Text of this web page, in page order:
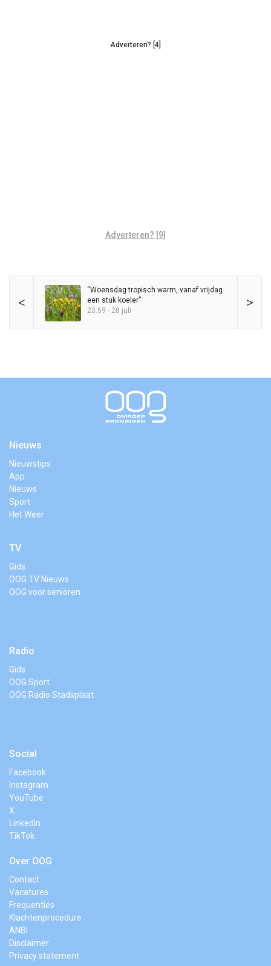
Adverteren? [4]
Adverteren? [9]
< >
“Woensdag tropisch warm, vanaf vrijdag
een stuk koeler”
23:59 - 28 juli
Nieuws
Nieuwstips
App
Nieuws
Sport
Het Weer
TV
Gids
OOG TV Nieuws
OOG voor senioren
Radio
Gids
OOG Sport
OOG Radio Stadsplaat
Social
Facebook
Instagram
YouTube
X
LinkedIn
TikTok
Over OOG
Contact
Vacatures
Frequenties
Klachtenprocedure
ANBI
Disclaimer
Privacy statement